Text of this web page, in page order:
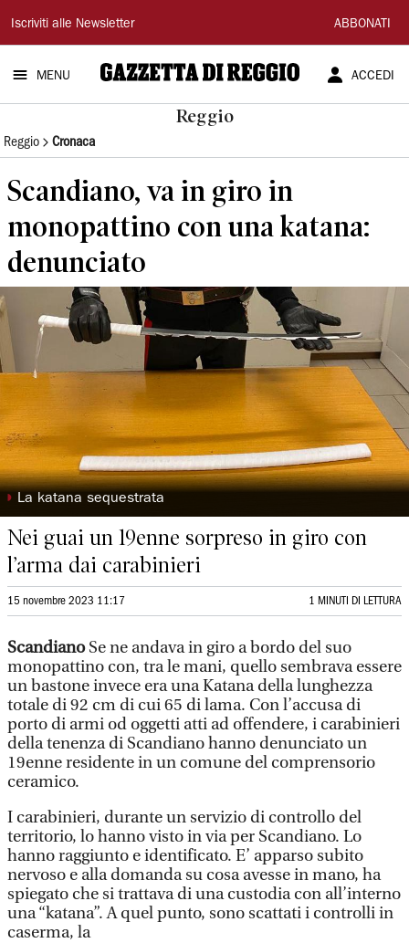
Gazzetta
di
Reggio
Iscriviti alle Newsletter ABBONATI
MENU ACCEDI
Reggio
Reggio Cronaca
Scandiano, va in giro in
monopattino con una katana:
denunciato
◗ La katana sequestrata
Nei guai un 19enne sorpreso in giro con
l’arma dai carabinieri
15 novembre 2023 11:17 1 MINUTI DI LETTURA
ScandianoSe ne andava in giro a bordo del suo
monopattino con, tra le mani, quello sembrava essere
un bastone invece era una Katana della lunghezza
totale di 92 cm di cui 65 di lama. Con l’accusa di
porto di armi od oggetti atti ad offendere, i carabinieri
della tenenza di Scandiano hanno denunciato un
19enne residente in un comune del comprensorio
ceramico.
I carabinieri, durante un servizio di controllo del
territorio, lo hanno visto in via per Scandiano. Lo
hanno raggiunto e identificato. E’ apparso subito
nervoso e alla domanda su cosa avesse in mano, ha
spiegato che si trattava di una custodia con all’interno
una “katana”. A quel punto, sono scattati i controlli in
caserma, la